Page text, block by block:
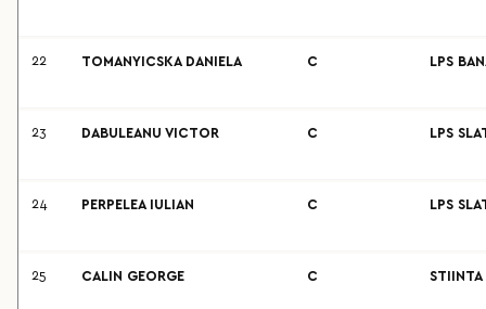
22 TOMANYICSKA DANIELA C LPS
23 DABULEANU VICTOR C LPS
24 PERPELEA IULIAN C LPS
25 CALIN GEORGE C STIINTA